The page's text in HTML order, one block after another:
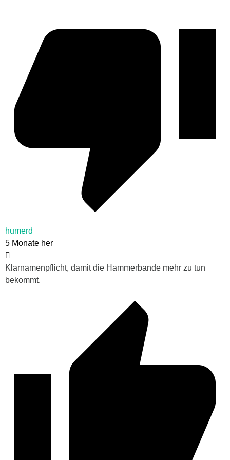
humerd
5 Monate her
Klarnamenpflicht, damit die Hammerbande mehr zu tun
bekommt.